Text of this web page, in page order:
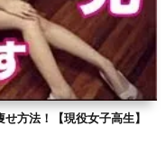
方法！【現役女子高生】